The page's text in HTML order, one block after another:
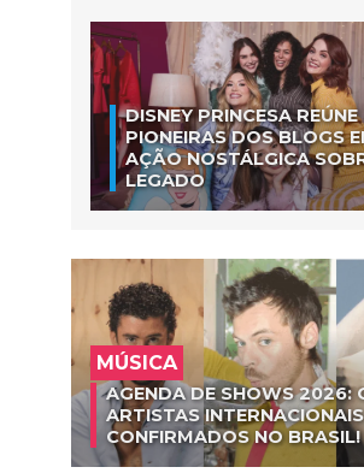
DISNEY PRINCESA REÚNE
PIONEIRAS DOS BLOGS
AÇÃO NOSTÁLGICA
LEGADO
MÚSICA
AGENDA DE SHOWS 2026:
ARTISTAS
CONFIRMADOS NO BRASIL!